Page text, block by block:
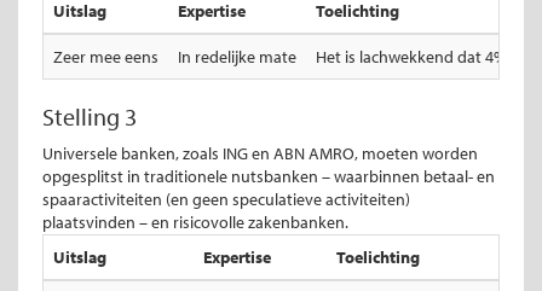
Uitslag Expertise Toelichting
Zeer mee eens In redelijke mate Het is lachwekkend dat 4%
Stelling 3
Universele banken, zoals ING en ABN AMRO, moeten worden
opgesplitst in traditionele nutsbanken – waarbinnen betaal- en
spaaractiviteiten (en geen speculatieve activiteiten)
plaatsvinden – en risicovolle zakenbanken.
Uitslag
Expertise Toelichting